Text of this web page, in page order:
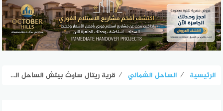
الرئيسية ⁄ الساحل الشمالي ⁄ قرية ريتال ساوث بيتش الساحل الشمالي Retal South Beach North Coast